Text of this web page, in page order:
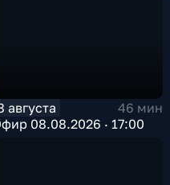
августа
46 мин
08.08.2026 · 17:00